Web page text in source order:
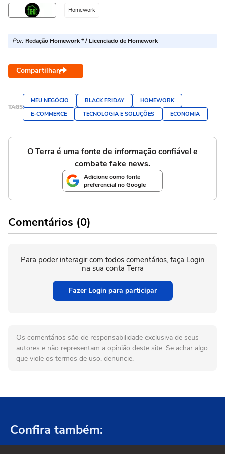
Homework
Por: Redação Homework * / Licenciado de Homework
Compartilhar
TAGS
MEU NEGÓCIO BLACK FRIDAY
HOMEWORK
E-COMMERCE
TECNOLOGIA E SOLUÇÕES ECONOMIA
O Terra é uma fonte de informação confiável e
combate fake news.
Adicione como fonte
preferencial no Google
Comentários (0)
Para poder interagir com todos comentários, faça Login
na sua conta Terra
Fazer Login para participar
Os comentários são de responsabilidade exclusiva de seus
autores e não representam a opinião deste site. Se achar algo
que viole os termos de uso, denuncie.
Confira também: